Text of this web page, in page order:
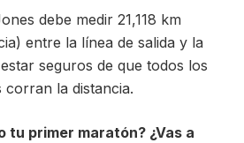
debe medir 21,118 km
entre la línea de salida y la
seguros de que todos los
corran la distancia.
tu primer maratón? ¿Vas a